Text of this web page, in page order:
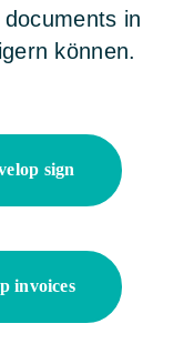
in
können.
sign
invoices